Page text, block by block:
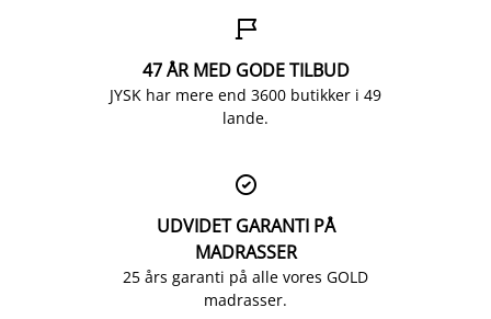

47 ÅR MED GODE TILBUD
JYSK har mere end 3600 butikker i 49
lande.

UDVIDET GARANTI PÅ
MADRASSER
25 års garanti på alle vores GOLD
madrasser.